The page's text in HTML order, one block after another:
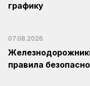
графику
07.08.2026
правила